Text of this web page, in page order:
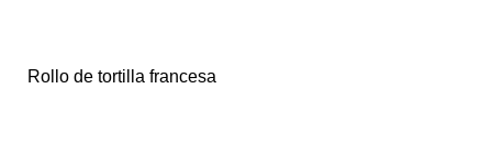
Rollo de tortilla francesa